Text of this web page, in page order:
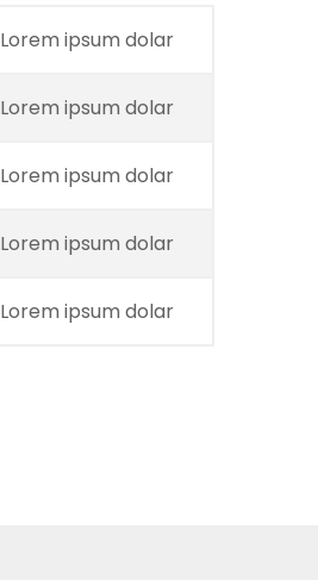
Lorem ipsum dolar
Lorem ipsum dolar
Lorem ipsum dolar
Lorem ipsum dolar
Lorem ipsum dolar